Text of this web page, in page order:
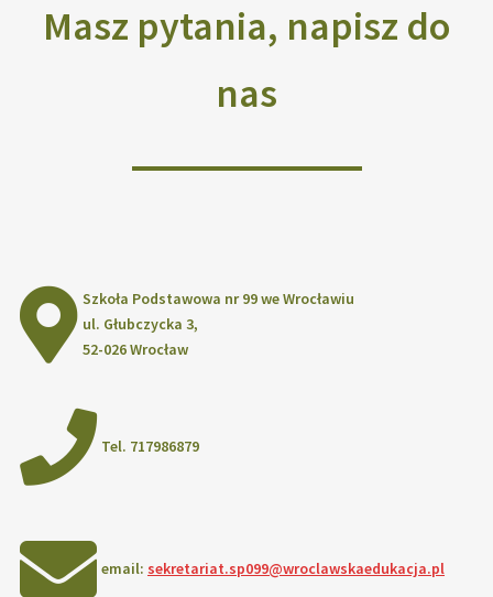
Masz pytania, napisz do
nas
Szkoła Podstawowa nr 99 we Wrocławiu
ul. Głubczycka 3,
52-026 Wrocław
Tel. 717986879
email: sekretariat.sp099@wroclawskaedukacja.pl